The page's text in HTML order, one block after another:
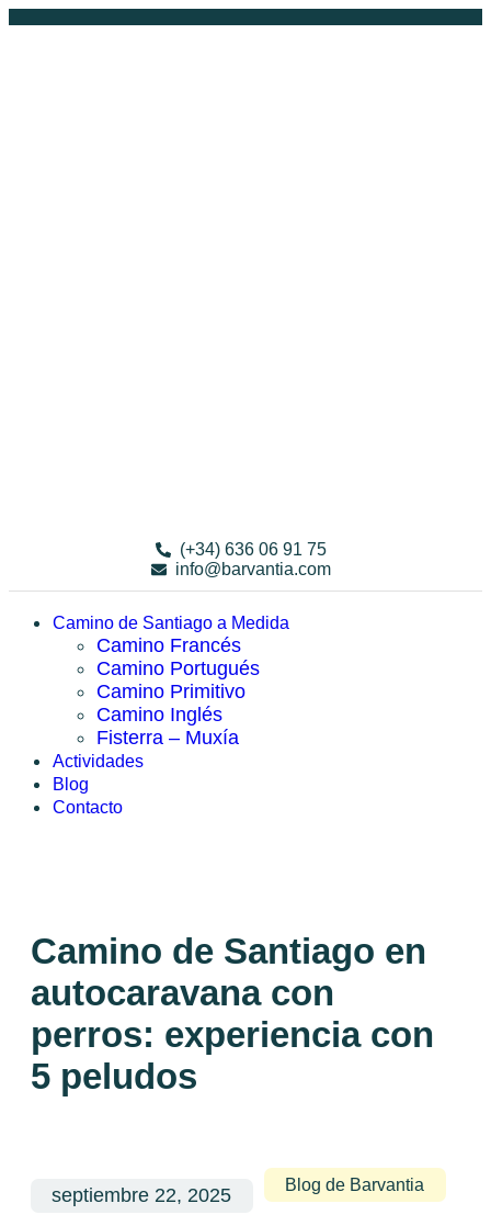
(+34) 636 06 91 75
info@barvantia.com
Camino de Santiago a Medida
Camino Francés
Camino Portugués
Camino Primitivo
Camino Inglés
Fisterra – Muxía
Actividades
Blog
Contacto
Camino de Santiago en
autocaravana con
perros: experiencia con
5 peludos
septiembre 22, 2025 Blog de Barvantia